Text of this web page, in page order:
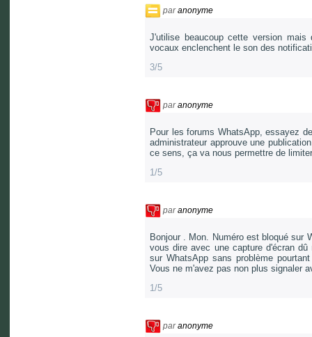
paranonyme
J'utilise beaucoup cette version
vocaux enclenchent le son des
3/5
paranonyme
Pour les forums WhatsApp, essayez
administrateur approuve une
ce sens, ça va nous permettre de
1/5
paranonyme
Bonjour . Mon. Numéro est bloqué sur
vous dire avec une capture d'écran
sur WhatsApp sans problème
Vous ne m'avez pas non plus signaler
1/5
paranonyme